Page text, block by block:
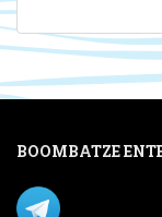
BOOMBATZE